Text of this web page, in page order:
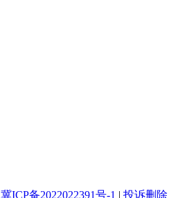
冀ICP备2022022391号-1 | 投诉删除